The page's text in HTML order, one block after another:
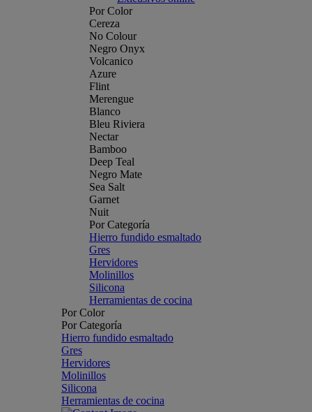
Por Color
Cereza
No Colour
Negro Onyx
Volcanico
Azure
Flint
Merengue
Blanco
Bleu Riviera
Nectar
Bamboo
Deep Teal
Negro Mate
Sea Salt
Garnet
Nuit
Por Categoría
Hierro fundido esmaltado
Gres
Hervidores
Molinillos
Silicona
Herramientas de cocina
Por Color
Por Categoría
Hierro fundido esmaltado
Gres
Hervidores
Molinillos
Silicona
Herramientas de cocina